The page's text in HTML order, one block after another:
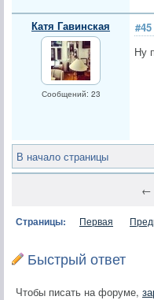
Катя Гавинская
Сообщений: 23
#45
Ну
В начало страницы
←
Страницы: Первая
Быстрый ответ
Чтобы писать на форуме,